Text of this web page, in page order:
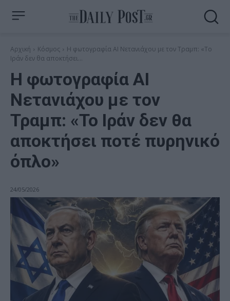
Αρχική Κόσμος
Η φωτογραφία AI Νετανιάχου με τον Τραμπ: «Το
Ιράν δεν θα αποκτήσει...
Η φωτογραφία AI
Νετανιάχου με τον
Τραμπ: «Το Ιράν δεν θα
αποκτήσει ποτέ πυρηνικό
όπλο»
24/05/2026